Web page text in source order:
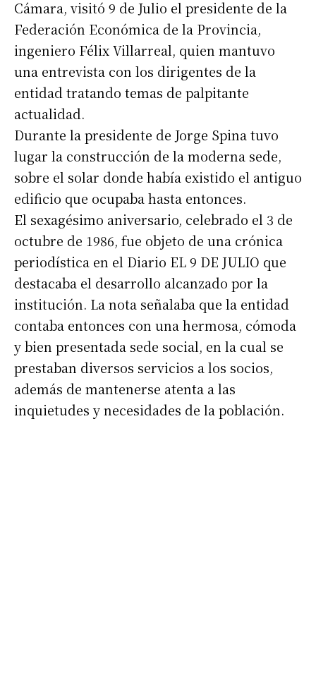
Cámara, visitó 9 de Julio el presidente de la
Federación Económica de la Provincia,
ingeniero Félix Villarreal, quien mantuvo
una entrevista con los dirigentes de la
entidad tratando temas de palpitante
actualidad.
Durante la presidente de Jorge Spina tuvo
lugar la construcción de la moderna sede,
sobre el solar donde había existido el antiguo
edificio que ocupaba hasta entonces.
El sexagésimo aniversario, celebrado el 3 de
octubre de 1986, fue objeto de una crónica
periodística en el Diario EL 9 DE JULIO que
destacaba el desarrollo alcanzado por la
institución. La nota señalaba que la entidad
contaba entonces con una hermosa, cómoda
y bien presentada sede social, en la cual se
prestaban diversos servicios a los socios,
además de mantenerse atenta a las
inquietudes y necesidades de la población.